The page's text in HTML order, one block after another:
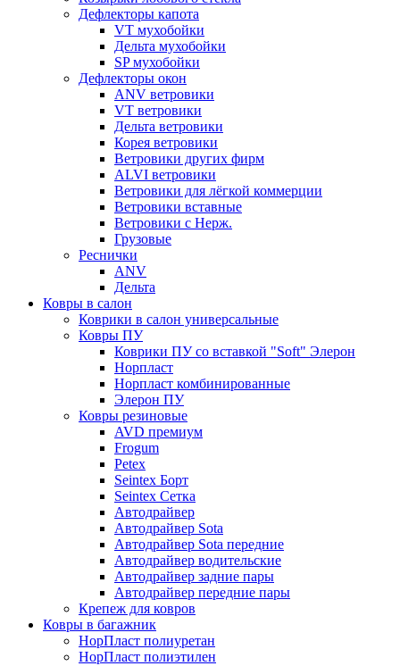
Дефлекторы капота
VT мухобойки
Дельта мухобойки
SP мухобойки
Дефлекторы окон
ANV ветровики
VT ветровики
Дельта ветровики
Корея ветровики
Ветровики других фирм
ALVI ветровики
Ветровики для лёгкой коммерции
Ветровики вставные
Ветровики с Нерж.
Грузовые
Реснички
ANV
Дельта
Ковры в салон
Коврики в салон универсальные
Ковры ПУ
Коврики ПУ со вставкой "Soft" Элерон
Норпласт
Норпласт комбинированные
Элерон ПУ
Ковры резиновые
AVD премиум
Frogum
Petex
Seintex Борт
Seintex Сетка
Автодрайвер
Автодрайвер Sota
Автодрайвер Sota передние
Автодрайвер водительские
Автодрайвер задние пары
Автодрайвер передние пары
Крепеж для ковров
Ковры в багажник
НорПласт полиуретан
НорПласт полиэтилен